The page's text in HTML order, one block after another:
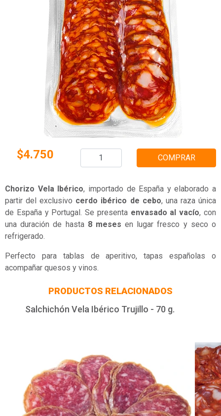
$4.750 COMPRAR
Chorizo Vela Ibérico, importado de España y elaborado a
partir del exclusivo cerdo ibérico de cebo, una raza única
de España y Portugal. Se presenta envasado al vacío, con
una duración de hasta 8 meses en lugar fresco y seco o
refrigerado.
Perfecto para tablas de aperitivo, tapas españolas o
acompañar quesos y vinos.
PRODUCTOS RELACIONADOS
Salchichón Vela Ibérico Trujillo - 70 g.